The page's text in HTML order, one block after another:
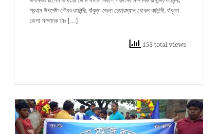
প্রধান উপদেষ্টা গৌরব কালিন্দী, বাঁকুড়া জেলা চেয়ারম্যান খোকন কালিন্দী, বাঁকুড়া
জেলা সম্পাদক ডাঃ […]
153 total views